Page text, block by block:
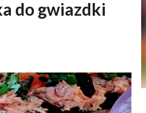
do gwiazdki